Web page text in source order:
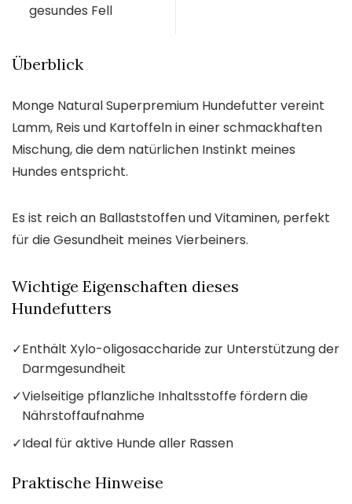
gesundes Fell
Überblick
Monge Natural Superpremium Hundefutter vereint
Lamm, Reis und Kartoffeln in einer schmackhaften
Mischung, die dem natürlichen Instinkt meines
Hundes entspricht.
Es ist reich an Ballaststoffen und Vitaminen, perfekt
für die Gesundheit meines Vierbeiners.
Wichtige Eigenschaften dieses
Hundefutters
✓Enthält Xylo-oligosaccharide zur Unterstützung der
Darmgesundheit
✓Vielseitige pflanzliche Inhaltsstoffe fördern die
Nährstoffaufnahme
✓Ideal für aktive Hunde aller Rassen
Praktische Hinweise